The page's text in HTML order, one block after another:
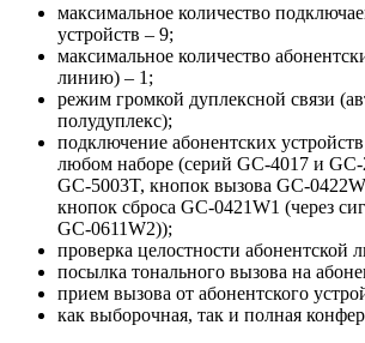
максимальное количество
устройств – 9;
максимальное количество
линию) – 1;
режим громкой дуплексной связи
полудуплекс);
подключение абонентских
любом наборе (серий GC-4017 и
GC-5003T, кнопок вызова GC-
кнопок сброса GC-0421W1 (через
GC-0611W2));
проверка целостности абонентской
посылка тонального вызова на
прием вызова от абонентского
как выборочная, так и полная